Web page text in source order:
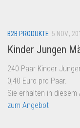
B2B PRODUKTE 5 NOV.,
Kinder Jungen
240 Paar Kinder
0,40 Euro pro Paar.
Sie erhalten in
zum Angebot